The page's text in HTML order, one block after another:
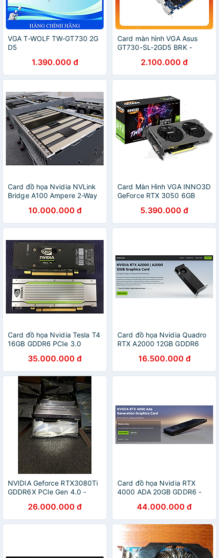
VGA T-WOLF TW-GT730 2G
D5
VGA-DVI/1Fan) - Hàng Chính
Hãng
1.390.000 đ
Card màn hình VGA Asus
GT730-SL-2GD5 BRK -
2.100.000 đ
Card đồ họa Nvidia NVLink
Bridge A100 Ampere 2-Way
10.000.000 đ
Card Màn Hình VGA INNO3D
GeForce RTX 3050 6GB
5.390.000 đ
Card đồ họa Nvidia Tesla T4
16GB GDDR6 PCIe 3.0
chính hãng35.000.000 đ
Card đồ họa Nvidia Quadro
RTX A2000 12GB GDDR6
16.500.000 đ
NVIDIA Geforce RTX3080Ti
GDDR6X PCIe Gen 4.0 -
26.000.000 đ
Card đồ họa Nvidia RTX
4000 ADA 20GB GDDR6 -
44.000.000 đ